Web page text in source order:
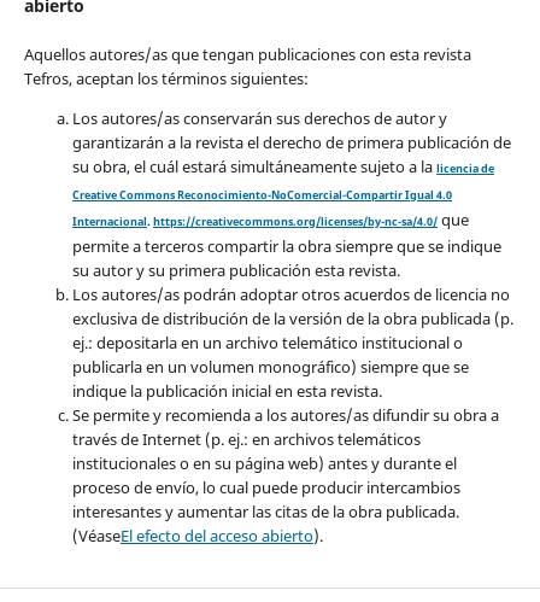
abierto
Aquellos autores/as que tengan publicaciones con esta revista
Tefros, aceptan los términos siguientes:
Los autores/as conservarán sus derechos de autor y
garantizarán a la revista el derecho de primera publicación de
su obra, el cuál estará simultáneamente sujeto a la licencia de
Creative Commons Reconocimiento-NoComercial-Compartir Igual 4.0
Internacional. https://creativecommons.org/licenses/by-nc-sa/4.0/que
permite a terceros compartir la obra siempre que se indique
su autor y su primera publicación esta revista.
Los autores/as podrán adoptar otros acuerdos de licencia no
exclusiva de distribución de la versión de la obra publicada (p.
ej.: depositarla en un archivo telemático institucional o
publicarla en un volumen monográfico) siempre que se
indique la publicación inicial en esta revista.
Se permite y recomienda a los autores/as difundir su obra a
través de Internet (p. ej.: en archivos telemáticos
institucionales o en su página web) antes y durante el
proceso de envío, lo cual puede producir intercambios
interesantes y aumentar las citas de la obra publicada.
(VéaseEl efecto del acceso abierto).